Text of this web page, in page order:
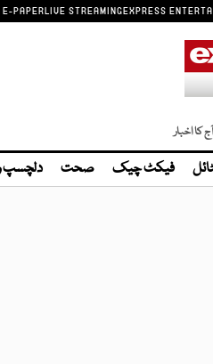
PAPERLIVE STREAMINGEXPRESS
کا اخبار
فیکٹ چیک صحت دلچسپ